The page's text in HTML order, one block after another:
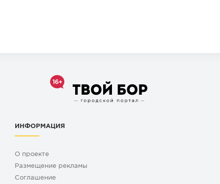
ИНФОРМАЦИЯ
О проекте
Размещение рекламы
Cоглашение